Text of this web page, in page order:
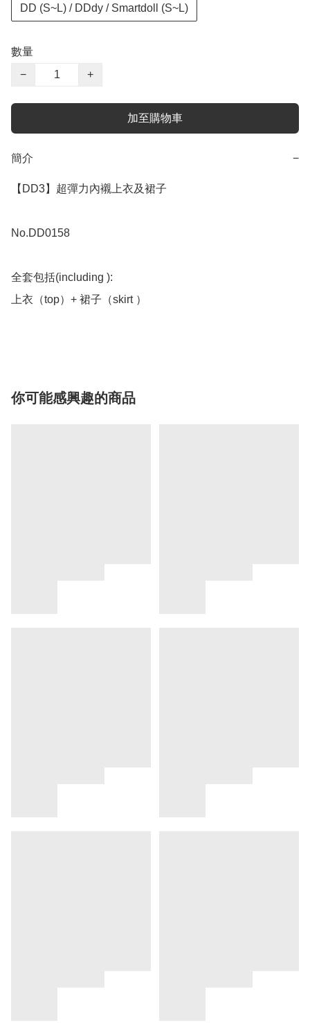
DD (S~L) / DDdy / Smartdoll (S~L)
數量
−
+
加至購物車
簡介 −
【DD3】超彈力內襯上衣及裙子
No.DD0158
全套包括(including ):
上衣（top）+ 裙子（skirt ）
你可能感興趣的商品